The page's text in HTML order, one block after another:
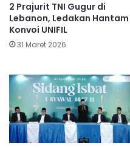
​2 Prajurit TNI Gugur di
Lebanon, Ledakan Hantam
Konvoi UNIFIL
31 Maret 2026